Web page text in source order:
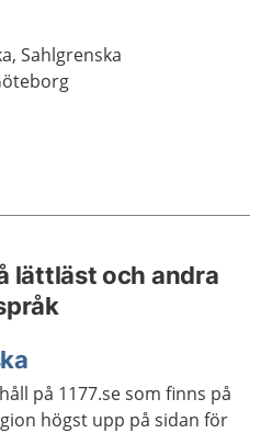
Sahlgrenska
lättläst och andra
på 1177.se som finns på
högst upp på sidan för